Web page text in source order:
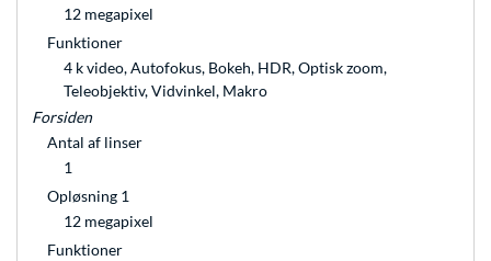
12 megapixel
Funktioner
4 k video, Autofokus, Bokeh, HDR, Optisk zoom,
Teleobjektiv, Vidvinkel, Makro
Forsiden
Antal af linser
1
Opløsning 1
12 megapixel
Funktioner